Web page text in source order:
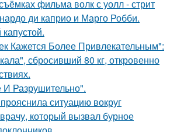
фильма волк с уолл - стрит
ди каприо и Марго Робби.
Кажется Более Привлекательным":
сбросивший 80 кг, откровенно
Разрушительно".
ситуацию вокруг
который вызвал бурное